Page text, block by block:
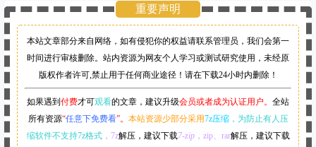
重要声明
本站文章部分来自网络，如有侵犯你的权益请联系管理员， 我们会第一
时间进行审核删除。站内资源为网友个人学习或测试研究使用，未经原
版权作者许可,禁止用于任何商业途径！请在下载24小时内删除！
如果遇到 付费才可观看的文章，建议升级会员或者成为认证用户。 全站
所有资源“任意下免费看”。 本站资源少部分采用7z压缩， 为防止有人压
缩软件不支持7z格式，7z解压，建议下载7-zip，zip、rar解压，建议下载